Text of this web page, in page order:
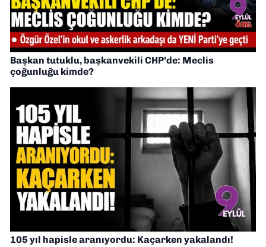
Başkan tutuklu, başkanvekili CHP’de: Meclis
çoğunluğu kimde?
105 yıl hapisle aranıyordu: Kaçarken yakalandı!